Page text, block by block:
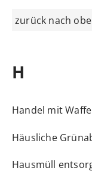
zurück nach
H
Handel mit
Häusliche
Hausmüll